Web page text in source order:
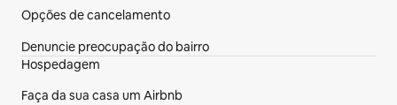
Opções de cancelamento
Denuncie preocupação do bairro
Hospedagem
Faça da sua casa um Airbnb